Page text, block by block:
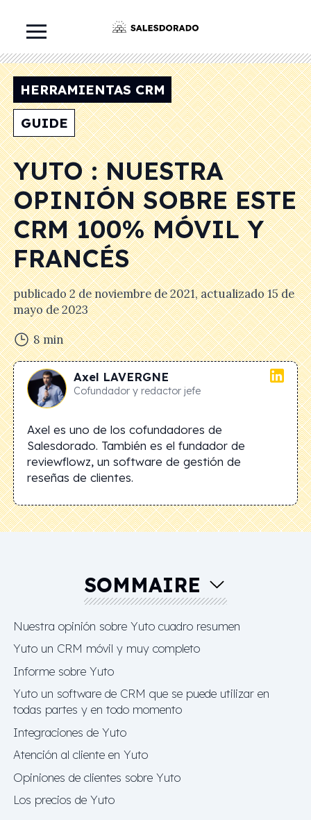
HERRAMIENTAS CRM
GUIDE
YUTO : NUESTRA
OPINIÓN SOBRE ESTE
CRM 100% MÓVIL Y
FRANCÉS
publicado2 de noviembre de 2021, actualizado15 de
mayo de 2023
8 min
Axel LAVERGNE
Cofundador y redactor jefe
Axel es uno de los cofundadores de
Salesdorado. También es el fundador de
reviewflowz, un software de gestión de
reseñas de clientes.
SOMMAIRE
Nuestra opinión sobre Yuto cuadro resumen
Yuto un CRM móvil y muy completo
Informe sobre Yuto
Yuto un software de CRM que se puede utilizar en
todas partes y en todo momento
Integraciones de Yuto
Atención al cliente en Yuto
Opiniones de clientes sobre Yuto
Los precios de Yuto